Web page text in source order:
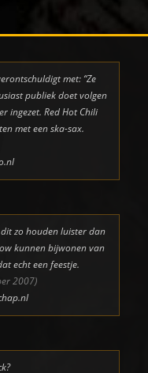
met: “Ze
publiek doet volgen
ingezet. Red Hot Chili
met een ska-sax.
zo houden luister dan
kunnen bijwonen van
echt een feestje.
2007)